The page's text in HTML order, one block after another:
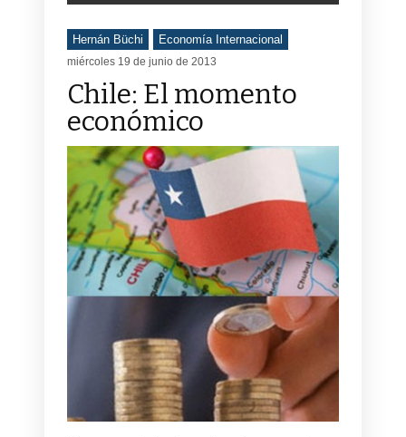
Hernán Büchi Economía Internacional
miércoles 19 de junio de 2013
Chile: El momento
económico